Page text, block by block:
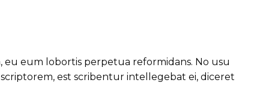
eu eum lobortis perpetua reformidans. No usu
est scribentur intellegebat ei, diceret